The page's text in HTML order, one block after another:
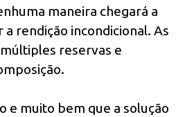
maneira chegará a
rendição incondicional. As
reservas e
e muito bem que a solução